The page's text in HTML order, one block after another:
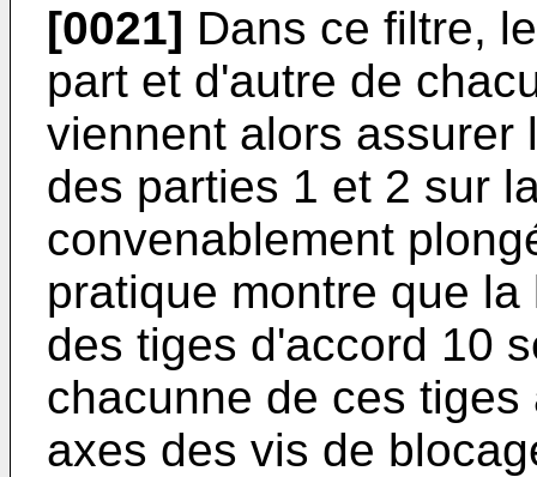
[0021] Dans ce filtre,
part et d'autre de
viennent alors assurer
des parties 1 et 2 sur
convenablement
pratique montre que
des tiges d'accord 10
chacunne de ces
axes des vis de